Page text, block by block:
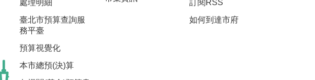
處理明細
臺北市預算查詢服
務平臺
預算視覺化
本市總預(決)算
訂閱RSS
如何到達市府